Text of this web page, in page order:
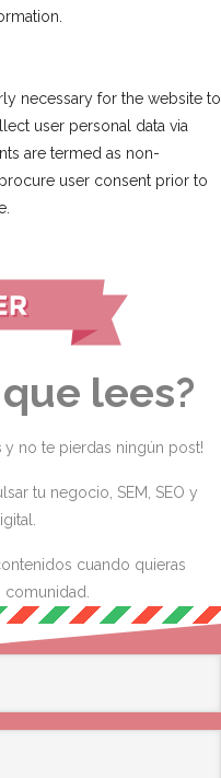
necessary for the website to
user personal data via
are termed as non-
user consent prior to
lees?
y no te pierdas ningún post!
tu negocio, SEM, SEO y
cuando quieras
comunidad.